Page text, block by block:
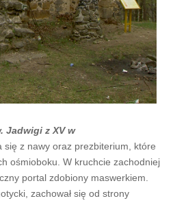
Jadwigi z XV w
się z nawy oraz prezbiterium, które
ośmioboku. W kruchcie zachodniej
portal zdobiony maswerkiem.
zachował się od strony